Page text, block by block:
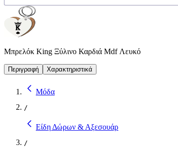
Μπρελόκ King Ξύλινο Καρδιά Mdf Λευκό
Περιγραφή Χαρακτηριστικά
Μόδα
/
Είδη Δώρων & Αξεσουάρ
/